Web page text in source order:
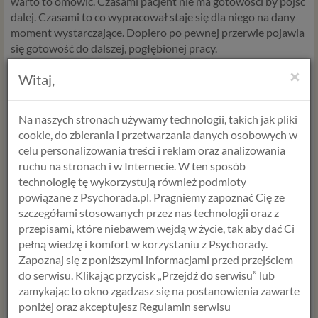
dalej. Czasami to co wypracował staje się dla niego na dany
moment wystarczające. Dopiero po pewnej przerwie pojawia
się gotowość do dalszej, pogłębionej pracy.
Terapia to droga, a nie cel.
odkryć.
Umów konsultację z psychologiem >>
Aneta Styńska
psycholog, certyfikowany terapeuta par, psychoterapeuta w
trakcie szkolenia
×
Witaj,
Na naszych stronach używamy technologii, takich jak pliki
cookie, do zbierania i przetwarzania danych osobowych w
celu personalizowania treści i reklam oraz analizowania
ruchu na stronach i w Internecie. W ten sposób
technologię tę wykorzystują również podmioty
powiązane z Psychorada.pl. Pragniemy zapoznać Cię ze
szczegółami stosowanych przez nas technologii oraz z
przepisami, które niebawem wejdą w życie, tak aby dać Ci
pełną wiedzę i komfort w korzystaniu z Psychorady.
Zapoznaj się z poniższymi informacjami przed przejściem
do serwisu. Klikając przycisk „Przejdź do serwisu” lub
zamykając to okno zgadzasz się na postanowienia zawarte
poniżej oraz akceptujesz Regulamin serwisu